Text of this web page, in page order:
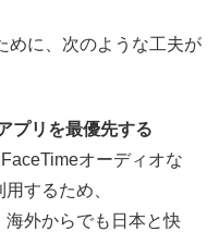
めに、次のような工夫が
プリを最優先する
オーディオな
するため、
外からでも日本と快